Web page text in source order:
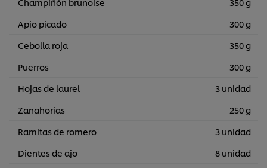
Champiñón brunoise
350 g
Apio picado
300 g
Cebolla roja
350 g
Puerros
300 g
Hojas de laurel
3 unidad
Zanahorias
250 g
Ramitas de romero
3 unidad
Dientes de ajo
8 unidad